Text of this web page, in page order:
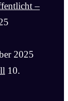
–
2025
10.